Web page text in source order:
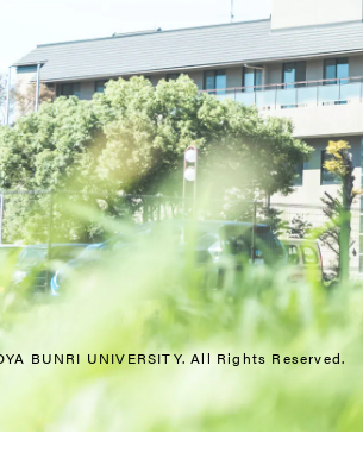
BUNRI UNIVERSITY.All Rights Reserved.